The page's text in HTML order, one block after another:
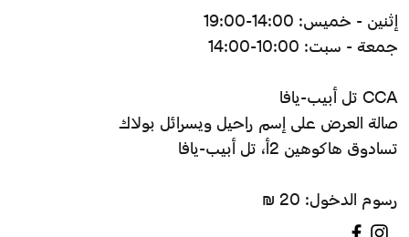
إثنين - خميس: 14:00-19:00
جمعة - سبت: 10:00-14:00
CCA تل أبيب-يافا
صالة العرض على إسم راحيل ويسرائل بولاك
تسادوق هاكوهين 2أ، تل أبيب-يافا
رسوم الدخول: 20 ₪